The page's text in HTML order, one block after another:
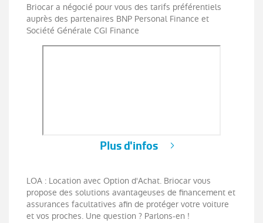
Briocar a négocié pour vous des tarifs préférentiels
auprès des partenaires BNP Personal Finance et
Société Générale CGI Finance
Plus d'infos
LOA : Location avec Option d'Achat. Briocar vous
propose des solutions avantageuses de financement et
assurances facultatives afin de protéger votre voiture
et vos proches. Une question ? Parlons-en !